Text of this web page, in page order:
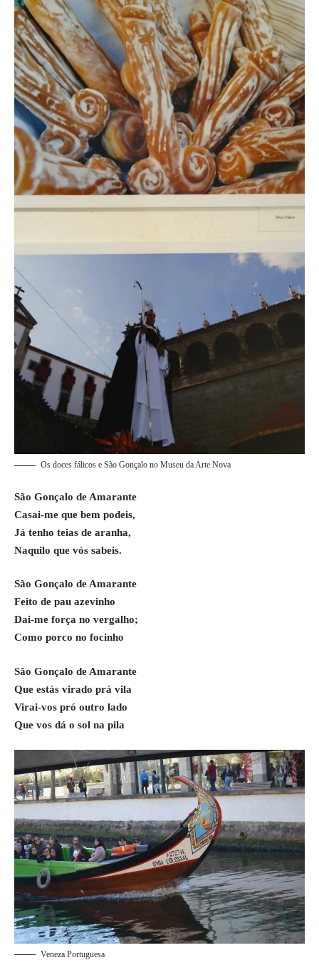
Os doces fálicos e São Gonçalo no Museu da Arte Nova
São Gonçalo de Amarante
Casai-me que bem podeis,
Já tenho teias de aranha,
Naquilo que vós sabeis.
São Gonçalo de Amarante
Feito de pau azevinho
Dai-me força no vergalho;
Como porco no focinho
São Gonçalo de Amarante
Que estás virado prá vila
Virai-vos pró outro lado
Que vos dá o sol na pila
Veneza Portuguesa